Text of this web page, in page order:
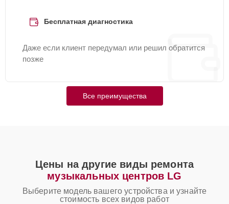
Бесплатная диагностика
Даже если клиент передумал или решил обратится
позже
Все преимущества
Цены на другие виды ремонта
музыкальных центров LG
Выберите модель вашего устройства и узнайте
стоимость всех видов работ